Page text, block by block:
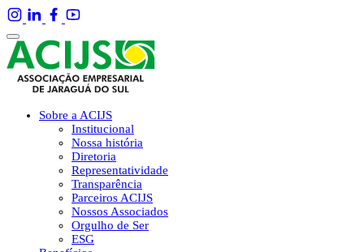
Sobre a ACIJS
Institucional
Nossa história
Diretoria
Representatividade
Transparência
Parceiros ACIJS
Nossos Associados
Orgulho de Ser
ESG